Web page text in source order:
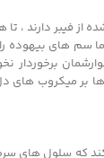
از فیبر دارند ،
های بیهوده
برخوردار
میکروب های دل
که سلول های